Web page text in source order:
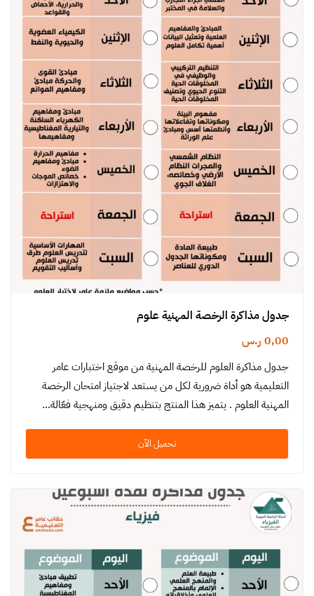
جدول مذاكرة الرخصة المهنية علوم
0,00 ر.س
جدول مذاكرة العلوم للرخصة المهنية من موقع اختبارات عامر
التعليمية هو أداة ضرورية لكل من يستعد لاجتياز امتحان الرخصة
المهنية العلوم . يتميز هذا المنتج بتنظيم دقيق ومنهجية فعّالة…
تحميل الآن